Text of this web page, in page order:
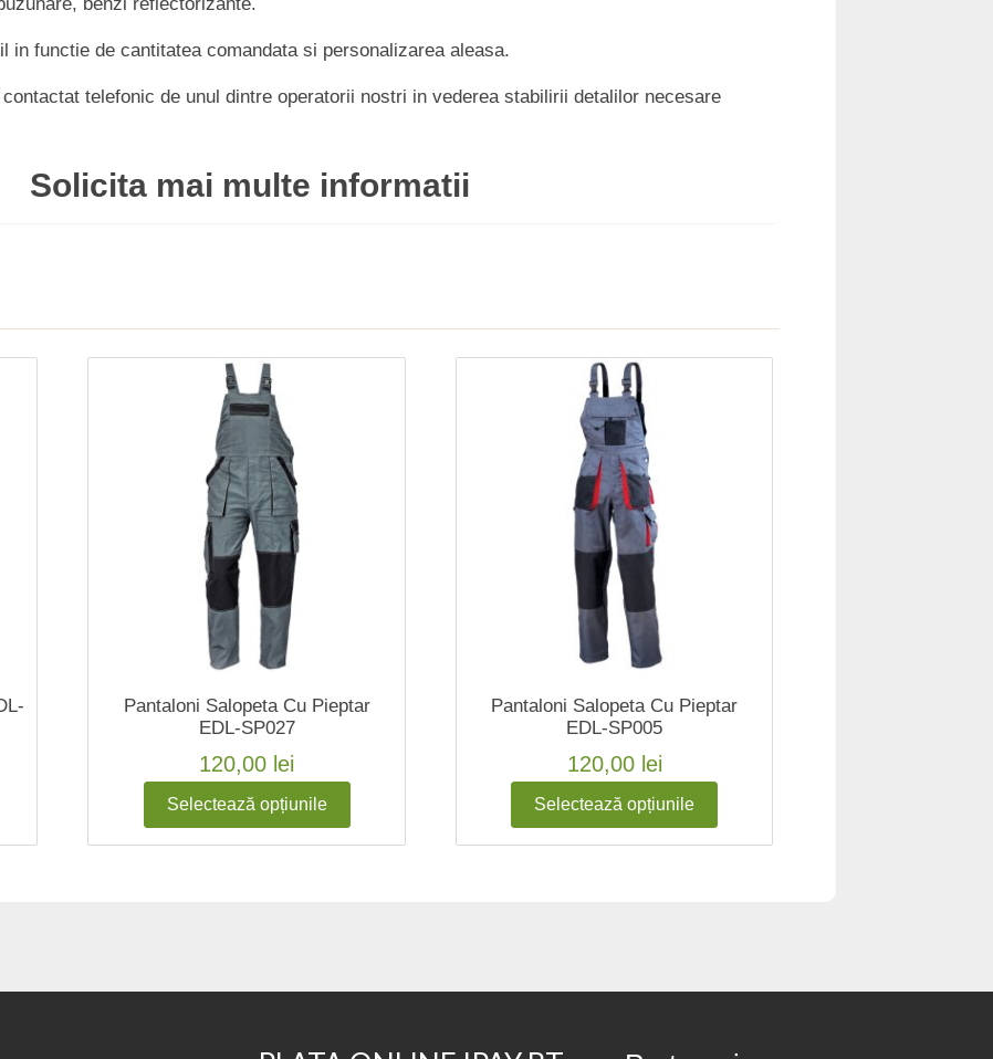
in functie de cantitatea comandata si personalizarea aleasa.
telefonic de unul dintre operatorii nostri in vederea stabilirii detalilor necesare
Solicita mai multe informatii
Pantaloni Salopeta Cu Pieptar
EDL-SP027
120,00 lei
Selectează opțiunile
Pantaloni Salopeta Cu Pieptar
EDL-SP005
120,00 lei
Selectează opțiunile